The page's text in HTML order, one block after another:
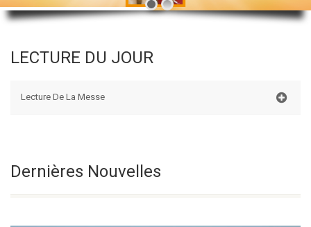
LECTURE DU JOUR
Lecture De La Messe
Dimanche Du
Temps Ordinaire
Dernières Nouvelles